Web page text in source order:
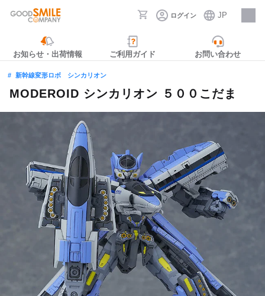
ログイン JP
採用情報
お知らせ・出荷情報 ご利用ガイド お問い合わせ
新幹線変形ロボ シンカリオン
MODEROID シンカリオン ５００こだま